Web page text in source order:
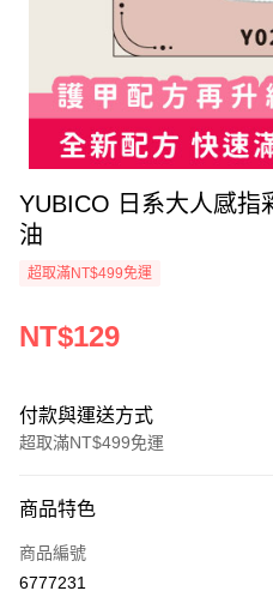
YUBICO 日系大人感指
油
超取滿NT$499免運
NT$129
付款與運送方式
超取滿NT$499免運
信用卡一次付款
超商取貨付款
商品特色
商品編號
6777231